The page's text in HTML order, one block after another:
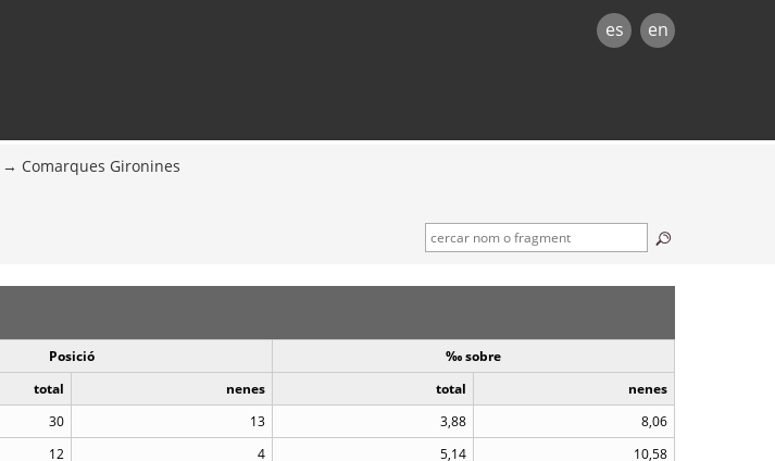
es en
Comarques Gironines
Posició
‰ sobre
total nenes total
nenes
30 13 3,88
8,06
12 4 5,14
10,58